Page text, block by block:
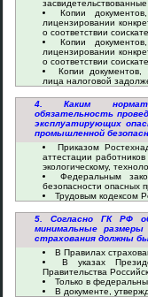
Копии
лицензировании
о соответствии
Копии
лицензировании
о соответствии
Копии документов,
лица налоговой
4. Каким
обязательность
эксплуатирующих
промышленной
Приказом
аттестации
экологическому,
Федеральным
безопасности опасных
Трудовым кодексом
5. Согласно ГК РФ
минимальные
страхования должны
В Правилах
В указах
Правительства
Только в
В документе,